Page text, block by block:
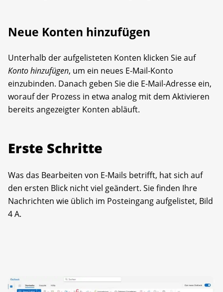
Neue Konten hinzufügen
Unterhalb der aufgelisteten Konten klicken Sie auf
Konto hinzufügen, um ein neues E-Mail-Konto
einzubinden. Danach geben Sie die E-Mail-Adresse ein,
worauf der Prozess in etwa analog mit dem Aktivieren
bereits angezeigter Konten abläuft.
Erste Schritte
Was das Bearbeiten von E-Mails betrifft, hat sich auf
den ersten Blick nicht viel geändert. Sie finden Ihre
Nachrichten wie üblich im Post­eingang aufgelistet, Bild
4 A.